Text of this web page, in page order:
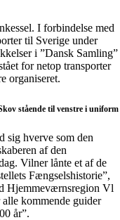
I forbindelse med
til Sverige under
i ”Dansk Samling”
for netop transporter
organiseret.
stående til venstre i uniform
sig hverve som den
af den
Vilner lånte et af de
Fængselshistorie”,
Hjemmeværnsregion Vl
kommende guider
år”.